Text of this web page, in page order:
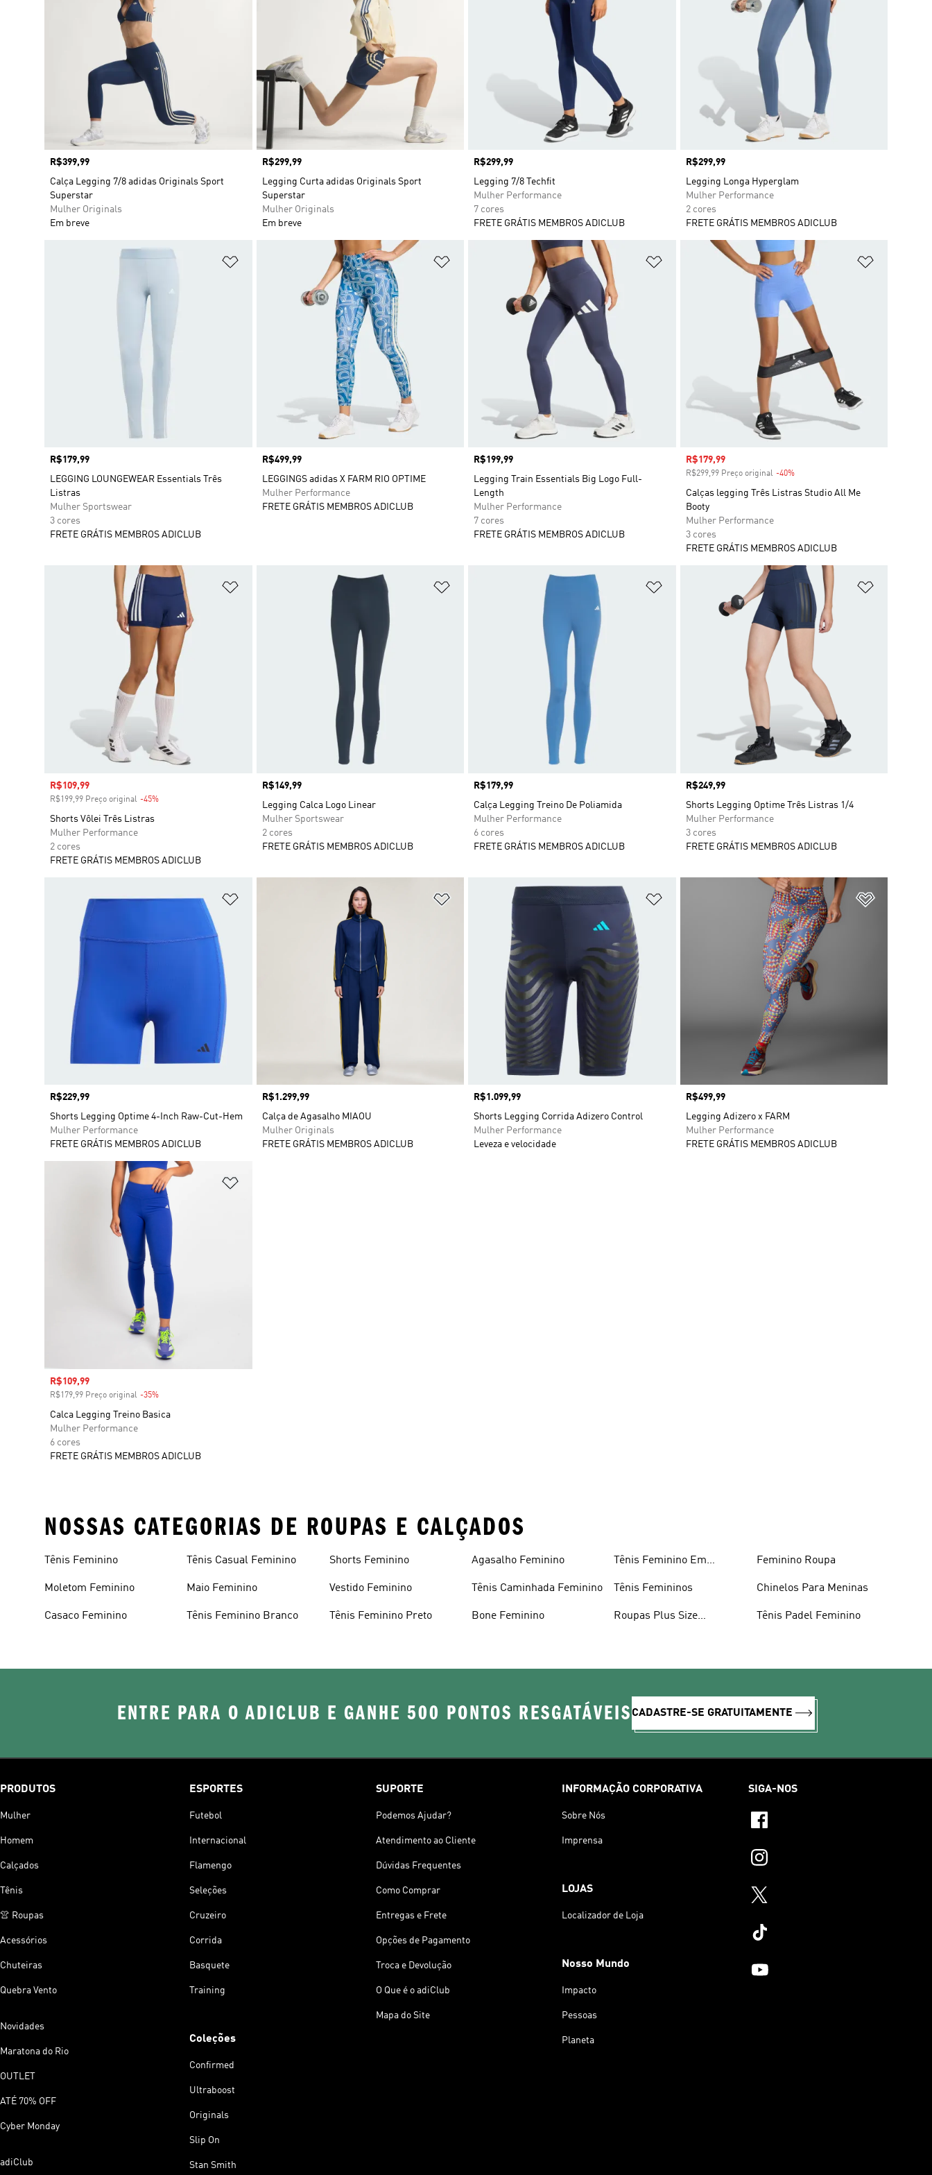
Preço
R$399,99
Calça Legging 7/8 adidas Originals Sport
Superstar
Mulher Originals
Em breve
Preço
R$299,99
Legging Curta adidas Originals Sport
Superstar
Mulher Originals
Em breve
Preço
R$299,99
Legging 7/8 Techfit
Mulher Performance
7 cores
FRETE GRÁTIS MEMBROS ADICLUB
Preço
R$299,99
Legging Longa Hyperglam
Mulher Performance
2 cores
FRETE GRÁTIS MEMBROS ADICLUB
Adicionar à Lista de Desejos
Preço
R$179,99
LEGGING LOUNGEWEAR Essentials Três
Listras
Mulher Sportswear
3 cores
FRETE GRÁTIS MEMBROS ADICLUB
Adicionar à Lista de Desejos
Preço
R$499,99
LEGGINGS adidas X FARM RIO OPTIME
Mulher Performance
FRETE GRÁTIS MEMBROS ADICLUB
Adicionar à Lista de Desejos
Preço
R$199,99
Legging Train Essentials Big Logo Full-
Length
Mulher Performance
7 cores
FRETE GRÁTIS MEMBROS ADICLUB
Preço com desconto
R$179,99
R$299,99 Preço original -40%Desconto
Calças legging Três Listras Studio All Me
Booty
Mulher Performance
3 cores
FRETE GRÁTIS MEMBROS ADICLUB
Adicionar à Lista de Desejos
Preço com desconto
R$109,99
R$199,99 Preço original -45%
Shorts Vôlei Três Listras
Mulher Performance
2 cores
FRETE GRÁTIS MEMBROS ADICLUB
Adicionar à Lista de Desejos
Preço
R$149,99
Legging Calca Logo Linear
Mulher Sportswear
2 cores
FRETE GRÁTIS MEMBROS ADICLUB
Adicionar à Lista de Desejos
Preço
R$179,99
Calça Legging Treino De Poliamida
Mulher Performance
6 cores
FRETE GRÁTIS MEMBROS ADICLUB
Preço
R$249,99
Shorts Legging Optime Três Listras 1/4
Mulher Performance
3 cores
FRETE GRÁTIS MEMBROS ADICLUB
Adicionar à Lista de Desejos
Preço
R$229,99
Shorts Legging Optime 4-Inch Raw-Cut-Hem
Mulher Performance
FRETE GRÁTIS MEMBROS ADICLUB
Adicionar à Lista de Desejos
Preço
R$1.299,99
Calça de Agasalho MIAOU
Mulher Originals
FRETE GRÁTIS MEMBROS ADICLUB
Adicionar à Lista de Desejos
Preço
R$1.099,99
Shorts Legging Corrida Adizero Control
Mulher Performance
Leveza e velocidade
Preço
R$499,99
Legging Adizero x FARM
Mulher Performance
FRETE GRÁTIS MEMBROS ADICLUB
Preço com desconto
R$109,99
R$179,99 Preço original -35%
Calca Legging Treino Basica
Mulher Performance
6 cores
FRETE GRÁTIS MEMBROS ADICLUB
NOSSAS CATEGORIAS DE ROUPAS E CALÇADOS
Tênis Feminino
Moletom Feminino
Casaco Feminino
Tênis Casual Feminino
Maio Feminino
Tênis Feminino Branco
Shorts Feminino
Vestido Feminino
Tênis Feminino Preto
Agasalho Feminino
Tênis Caminhada Feminino
Bone Feminino
Tênis Feminino Em
Tênis Femininos
Roupas Plus Size
Feminino Roupa
Chinelos Para Meninas
Tênis Padel Feminino
ENTRE PARA O ADICLUB E GANHE 500 PONTOS RESGATÁVEIS CADASTRE-SE GRATUITAMENTE
PRODUTOS
Mulher
Homem
Calçados
Tênis
👚 Roupas
Acessórios
Chuteiras
Quebra Vento
Novidades
Maratona do Rio
OUTLET
ATÉ 70% OFF
Cyber Monday
adiClub
ESPORTES
Futebol
Internacional
Flamengo
Seleções
Cruzeiro
Corrida
Basquete
Training
Coleções
Confirmed
Ultraboost
Originals
Slip On
Stan Smith
SUPORTE
Podemos Ajudar?
Atendimento ao Cliente
Dúvidas Frequentes
Como Comprar
Entregas e Frete
Opções de Pagamento
Troca e Devolução
O Que é o adiClub
Mapa do Site
INFORMAÇÃO CORPORATIVA
Sobre Nós
Imprensa
LOJAS
Localizador de Loja
Nosso Mundo
Impacto
Pessoas
Planeta
SIGA-NOS